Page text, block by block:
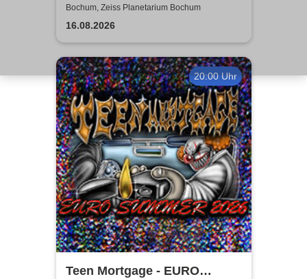
Rudolph - 20.000 Meilen unter
dem Meer | Zeiss Planetarium
Bochum
Bochum, Zeiss Planetarium Bochum
16.08.2026
20:00 Uhr
Teen Mortgage - EURO